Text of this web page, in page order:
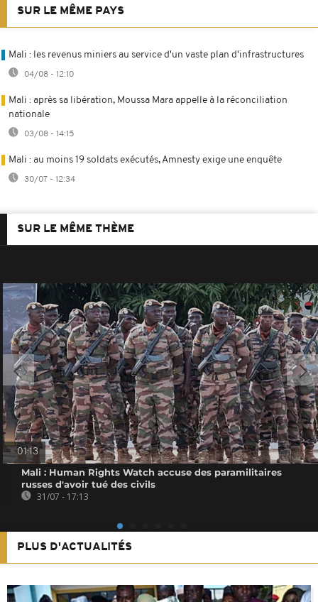
SUR LE MÊME PAYS
Mali : les revenus miniers au service d'un vaste plan d'infrastructures
04/08 - 12:10
Mali : après sa libération, Moussa Mara appelle à la réconciliation
nationale
03/08 - 14:15
Mali : au moins 19 soldats exécutés, Amnesty exige une enquête
30/07 - 12:34
SUR LE MÊME THÈME
01:13
Mali : Human Rights Watch accuse des paramilitaires
russes d'avoir tué des civils
31/07 - 17:13
PLUS D'ACTUALITÉS